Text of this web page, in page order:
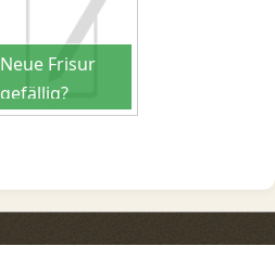
Neue Frisur
gefällig?